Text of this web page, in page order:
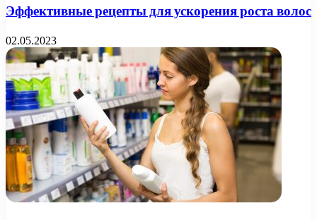
Эффективные рецепты для ускорения роста волос
02.05.2023